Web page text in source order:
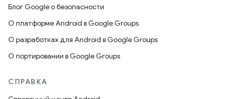
Блог Google о безопасности
О платформе Android в Google Groups
О разработках для Android в Google Groups
О портировании в Google Groups
СПРАВКА